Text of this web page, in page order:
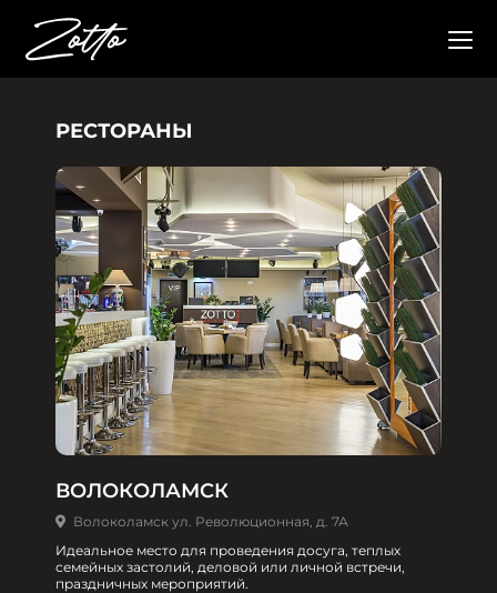
РЕСТОРАНЫ
ВОЛОКОЛАМСК
Волоколамск ул. Революционная, д. 7А
Идеальное место для проведения досуга, теплых
семейных застолий, деловой или личной встречи,
праздничных мероприятий.